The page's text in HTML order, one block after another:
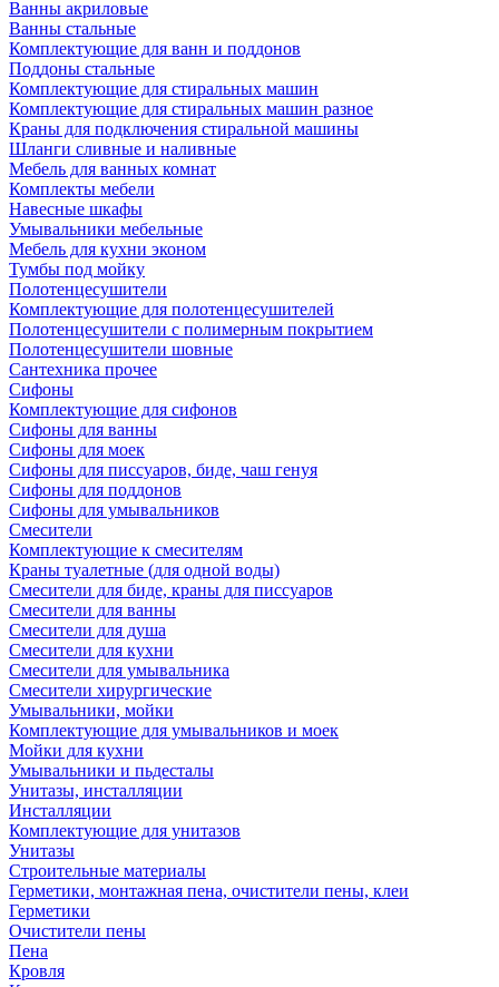
Ванны акриловые
Ванны стальные
Комплектующие для ванн и поддонов
Поддоны стальные
Комплектующие для стиральных машин
Комплектующие для стиральных машин разное
Краны для подключения стиральной машины
Шланги сливные и наливные
Мебель для ванных комнат
Комплекты мебели
Навесные шкафы
Умывальники мебельные
Мебель для кухни эконом
Тумбы под мойку
Полотенцесушители
Комплектующие для полотенцесушителей
Полотенцесушители с полимерным покрытием
Полотенцесушители шовные
Сантехника прочее
Сифоны
Комплектующие для сифонов
Сифоны для ванны
Сифоны для моек
Сифоны для писсуаров, биде, чаш генуя
Сифоны для поддонов
Сифоны для умывальников
Смесители
Комплектующие к смесителям
Краны туалетные (для одной воды)
Смесители для биде, краны для писсуаров
Смесители для ванны
Смесители для душа
Смесители для кухни
Смесители для умывальника
Смесители хирургические
Умывальники, мойки
Комплектующие для умывальников и моек
Мойки для кухни
Умывальники и пьдесталы
Унитазы, инсталляции
Инсталляции
Комплектующие для унитазов
Унитазы
Строительные материалы
Герметики, монтажная пена, очистители пены, клеи
Герметики
Очистители пены
Пена
Кровля